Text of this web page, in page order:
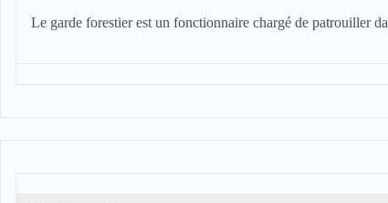
Le garde forestier est un fonctionnaire chargé de patrouiller